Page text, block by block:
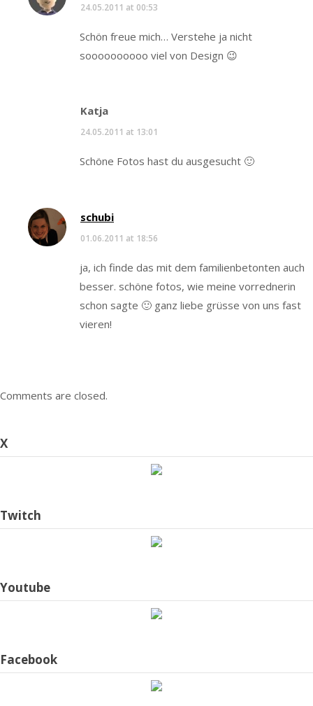
24.05.2011 at 00:53
Schön freue mich… Verstehe ja nicht
soooooooooo viel von Design 😉
Katja
24.05.2011 at 13:01
Schöne Fotos hast du ausgesucht 🙂
schubi
01.06.2011 at 18:56
ja, ich finde das mit dem familienbetonten auch
besser. schöne fotos, wie meine vorrednerin
schon sagte 🙂 ganz liebe grüsse von uns fast
vieren!
Comments are closed.
X
Twitch
Youtube
Facebook